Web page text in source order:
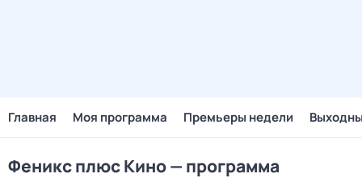
Главная Моя программа Премьеры недели
Феникс плюс Кино — программа